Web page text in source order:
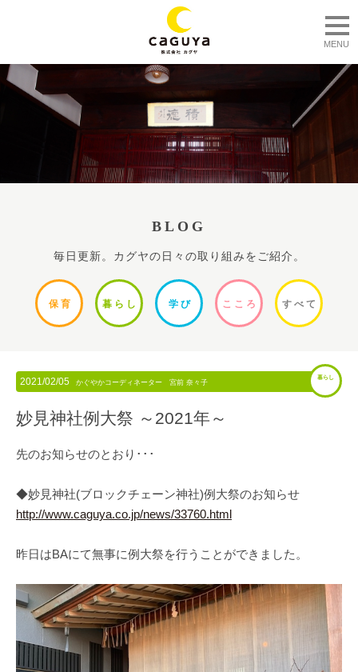
MENU
BLOG
毎日更新。カグヤの日々の取り組みをご紹介。
保 育 暮ら し 学 び ここ ろ すべて
2021/02/05 かぐやかコーディネーター 宮前 奈々子
暮らし
妙見神社例大祭 ～2021年～
先のお知らせのとおり･･･
◆妙見神社(ブロックチェーン神社)例大祭のお知らせ
http://www.caguya.co.jp/news/33760.html
昨日はBAにて無事に例大祭を行うことができました。